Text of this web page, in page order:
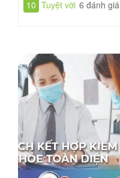
10 Tuyệt vời 6 đánh giá